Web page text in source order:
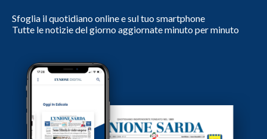
Sfoglia il quotidiano online e sul tuo smartphone
Tutte le notizie del giorno aggiornate minuto per minuto